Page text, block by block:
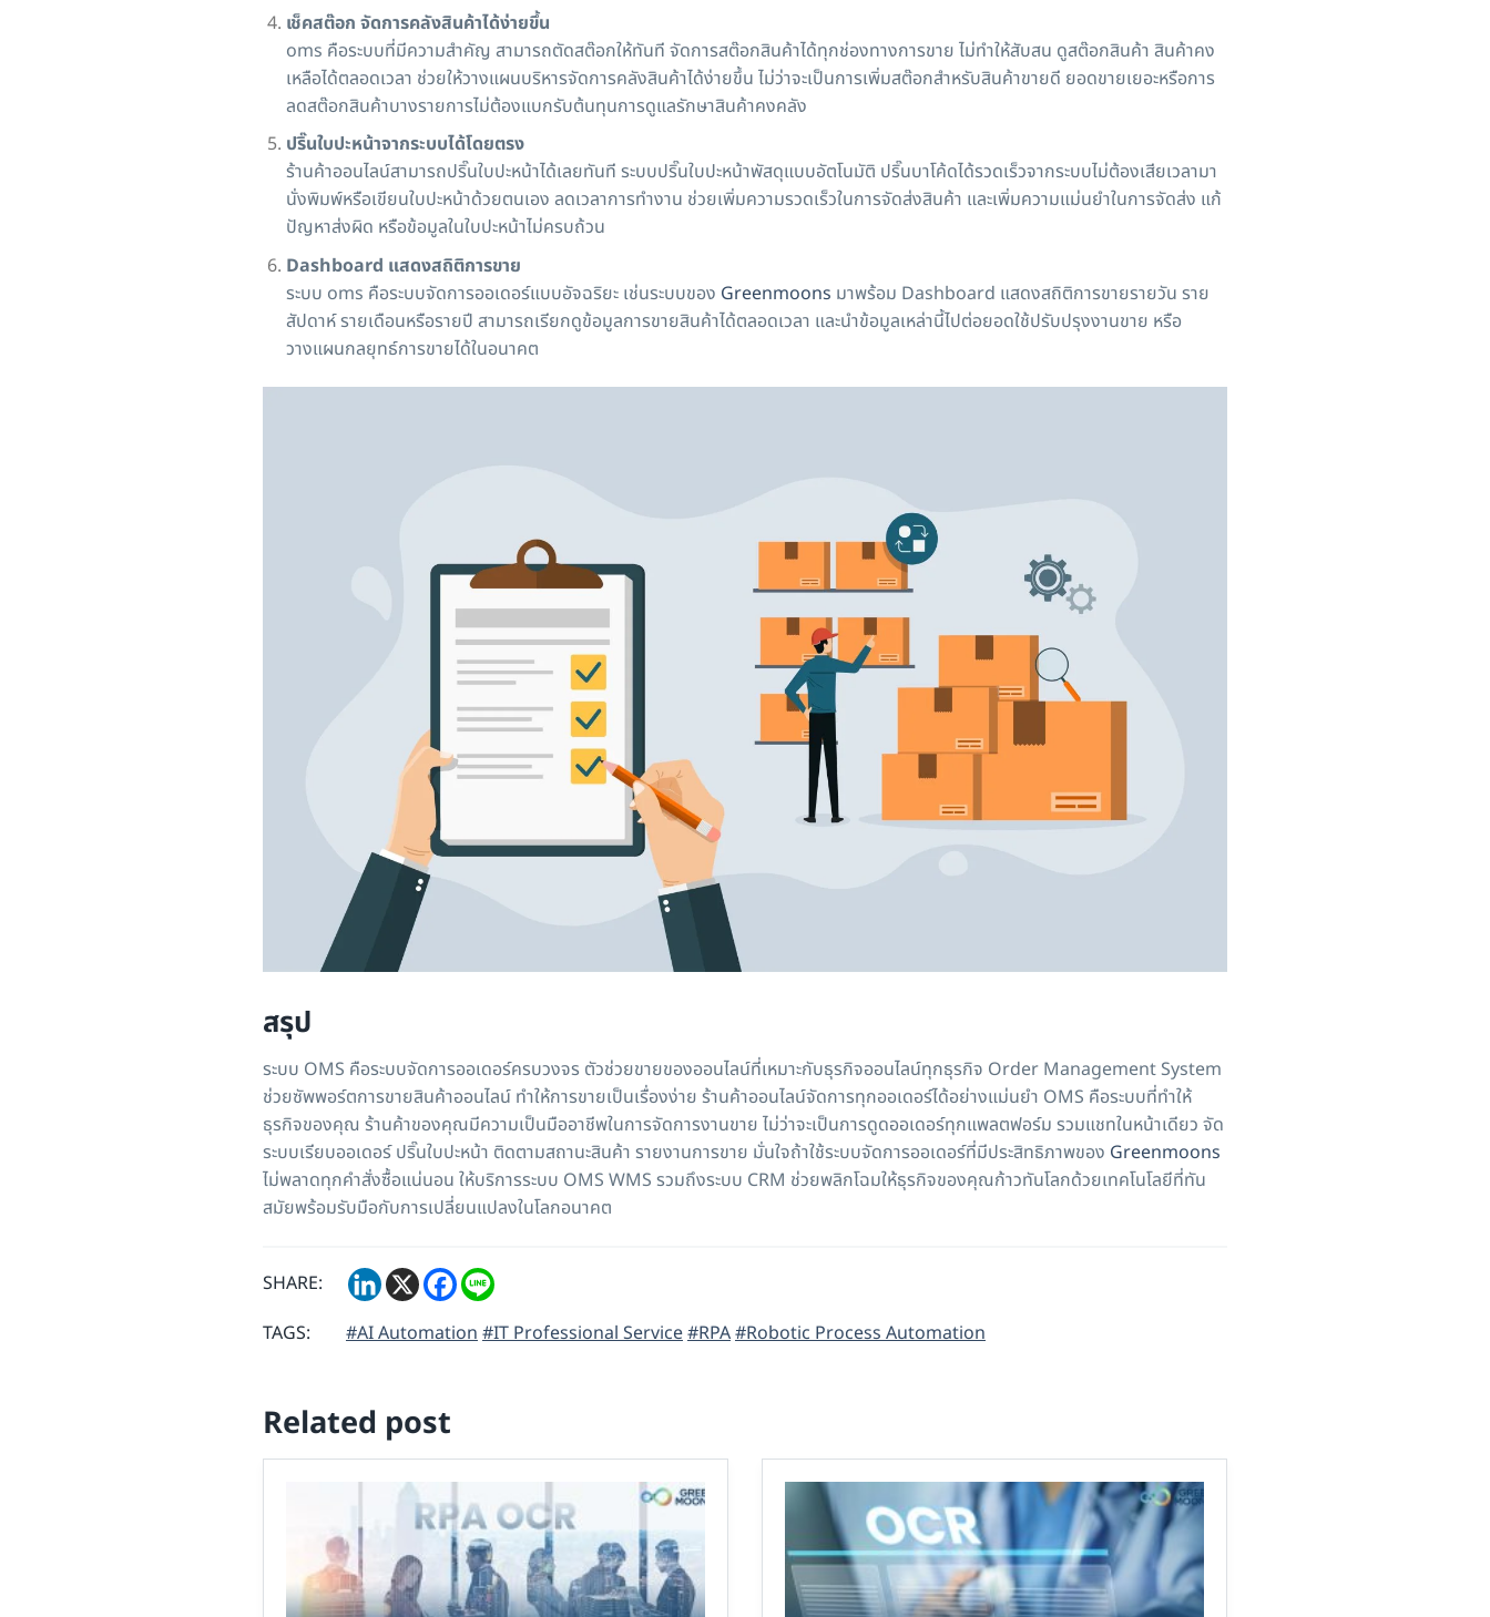
เช็คสต๊อก จัดการคลังสินค้าได้ง่ายขึ้น
oms คือระบบที่มีความสำคัญ สามารถตัดสต๊อกให้ทันที จัดการสต๊อกสินค้าได้ทุกช่องทางการขาย ไม่ทำให้สับสน ดูสต๊อกสินค้า สินค้าคง
เหลือได้ตลอดเวลา ช่วยให้วางแผนบริหารจัดการคลังสินค้าได้ง่ายขึ้น ไม่ว่าจะเป็นการเพิ่มสต๊อกสำหรับสินค้าขายดี ยอดขายเยอะหรือการ
ลดสต๊อกสินค้าบางรายการไม่ต้องแบกรับต้นทุนการดูแลรักษาสินค้าคงคลัง
ปริ๊นใบปะหน้าจากระบบได้โดยตรง
ร้านค้าออนไลน์สามารถปริ๊นใบปะหน้าได้เลยทันที ระบบปริ๊นใบปะหน้าพัสดุแบบอัตโนมัติ ปริ๊นบาโค้ดได้รวดเร็วจากระบบไม่ต้องเสียเวลามา
นั่งพิมพ์หรือเขียนใบปะหน้าด้วยตนเอง ลดเวลาการทำงาน ช่วยเพิ่มความรวดเร็วในการจัดส่งสินค้า และเพิ่มความแม่นยำในการจัดส่ง แก้
ปัญหาส่งผิด หรือข้อมูลในใบปะหน้าไม่ครบถ้วน
Dashboard แสดงสถิติการขาย
ระบบ oms คือระบบจัดการออเดอร์แบบอัจฉริยะ เช่นระบบของ Greenmoons มาพร้อม Dashboard แสดงสถิติการขายรายวัน ราย
สัปดาห์ รายเดือนหรือรายปี สามารถเรียกดูข้อมูลการขายสินค้าได้ตลอดเวลา และนำข้อมูลเหล่านี้ไปต่อยอดใช้ปรับปรุงงานขาย หรือ
วางแผนกลยุทธ์การขายได้ในอนาคต
สรุป
ระบบ OMS คือระบบจัดการออเดอร์ครบวงจร ตัวช่วยขายของออนไลน์ที่เหมาะกับธุรกิจออนไลน์ทุกธุรกิจ Order Management System
ช่วยซัพพอร์ตการขายสินค้าออนไลน์ ทำให้การขายเป็นเรื่องง่าย ร้านค้าออนไลน์จัดการทุกออเดอร์ได้อย่างแม่นยำ OMS คือระบบที่ทำให้
ธุรกิจของคุณ ร้านค้าของคุณมีความเป็นมืออาชีพในการจัดการงานขาย ไม่ว่าจะเป็นการดูดออเดอร์ทุกแพลตฟอร์ม รวมแชทในหน้าเดียว จัด
ระบบเรียบออเดอร์ ปริ๊นใบปะหน้า ติดตามสถานะสินค้า รายงานการขาย มั่นใจถ้าใช้ระบบจัดการออเดอร์ที่มีประสิทธิภาพของ Greenmoons
ไม่พลาดทุกคำสั่งซื้อแน่นอน ให้บริการระบบ OMS WMS รวมถึงระบบ CRM ช่วยพลิกโฉมให้ธุรกิจของคุณก้าวทันโลกด้วยเทคโนโลยีที่ทัน
สมัยพร้อมรับมือกับการเปลี่ยนแปลงในโลกอนาคต
SHARE:
TAGS:
#AI Automation#IT Professional Service#RPA#Robotic Process Automation
Related post